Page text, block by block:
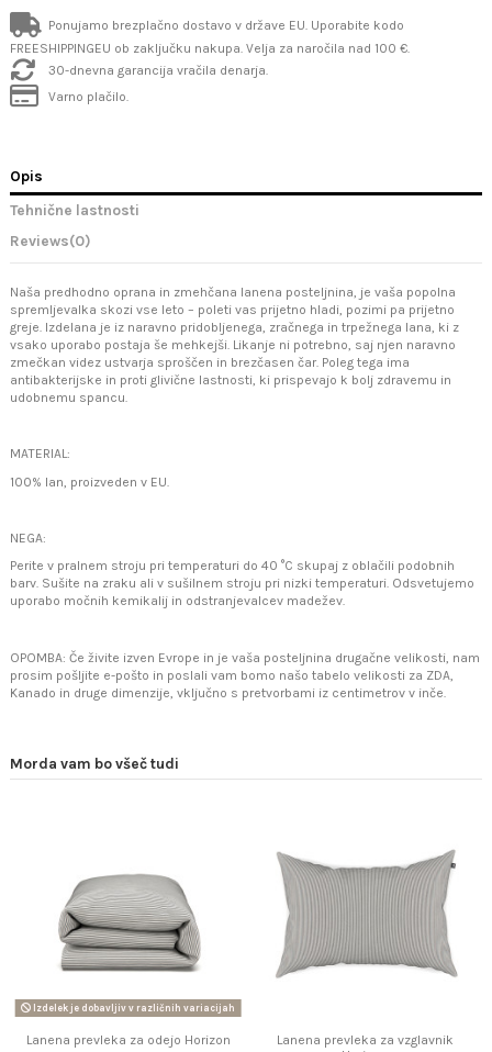
Ponujamo brezplačno dostavo v države EU. Uporabite kodo
FREESHIPPINGEU ob zaključku nakupa. Velja za naročila nad 100 €.
30-dnevna garancija vračila denarja.
Varno plačilo.
Opis
Tehnične lastnosti
Reviews(0)
Naša predhodno oprana in zmehčana lanena posteljnina, je vaša popolna
spremljevalka skozi vse leto – poleti vas prijetno hladi, pozimi pa prijetno
greje. Izdelana je iz naravno pridobljenega, zračnega in trpežnega lana, ki z
vsako uporabo postaja še mehkejši. Likanje ni potrebno, saj njen naravno
zmečkan videz ustvarja sproščen in brezčasen čar. Poleg tega ima
antibakterijske in proti glivične lastnosti, ki prispevajo k bolj zdravemu in
udobnemu spancu.
MATERIAL:
100% lan, proizveden v EU.
NEGA:
Perite v pralnem stroju pri temperaturi do 40 °C skupaj z oblačili podobnih
barv. Sušite na zraku ali v sušilnem stroju pri nizki temperaturi. Odsvetujemo
uporabo močnih kemikalij in odstranjevalcev madežev.
OPOMBA: Če živite izven Evrope in je vaša posteljnina drugačne velikosti, nam
prosim pošljite e-pošto in poslali vam bomo našo tabelo velikosti za ZDA,
Kanado in druge dimenzije, vključno s pretvorbami iz centimetrov v inče.
Morda vam bo všeč tudi
Izdelek je dobavljiv v različnih variacijah
Lanena prevleka za odejo Horizon
Lanena prevleka za vzglavnik